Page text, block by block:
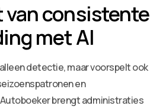
van consistente
met AI
detectie, maar voorspelt ook
en
brengt administraties